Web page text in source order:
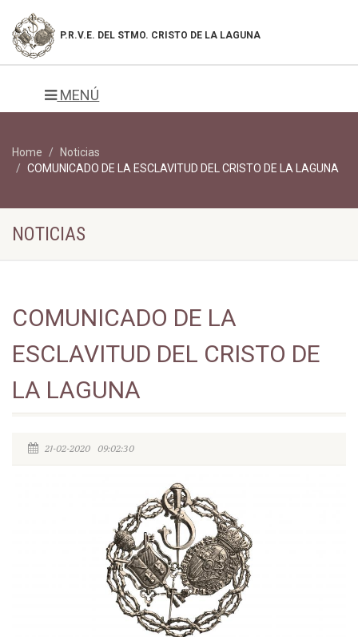
P.R.V.E. DEL STMO. CRISTO DE LA LAGUNA
MENÚ
Home
Noticias
COMUNICADO DE LA ESCLAVITUD DEL CRISTO DE LA LAGUNA
NOTICIAS
COMUNICADO DE LA
ESCLAVITUD DEL CRISTO DE
LA LAGUNA
21-02-2020 09:02:30